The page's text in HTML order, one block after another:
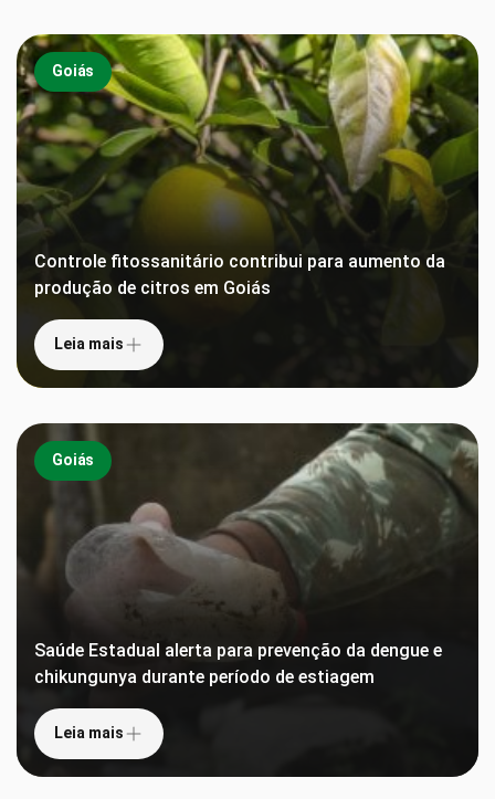
Goiás
Controle fitossanitário contribui para aumento da
produção de citros em Goiás
Leia mais
Goiás
Saúde Estadual alerta para prevenção da dengue e
chikungunya durante período de estiagem
Leia mais